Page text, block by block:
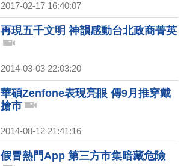
2017-02-17 16:40:07
再現五千文明 神韻感動台北政商菁英
2014-03-03 22:03:20
華碩Zenfone表現亮眼 傳9月推穿戴
搶市
2014-08-12 21:41:16
假冒熱門App 第三方市集暗藏危險